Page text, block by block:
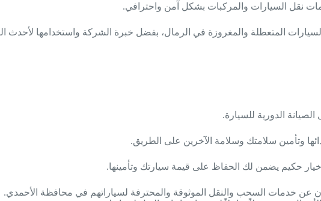
نقل السيارات والمركبات بشكل آمن واحترافي.
نقل وسحب السيارات المتعطلة والمغروزة في الرمال، بفضل خبرة الشركة واستخدامها
الدورية للسيارة.
وتأمين سلامتك وسلامة الآخرين على الطريق.